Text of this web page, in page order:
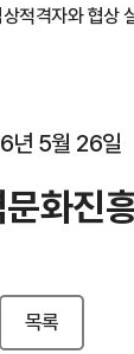
적격자와 협상
년 5월 26일
화진
목록